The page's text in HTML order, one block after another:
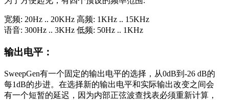
宽频: 20Hz .. 20KHz 高频: 1KHz .. 15KHz
语音: 300Hz .. 3KHz 低频: 50Hz .. 1KHz
输出电平：
SweepGen有一个固定的输出电平的选择，从0dB到-26 dB的
每1dB的步进。在选择新的输出电平和实际输出改变之间会
有一个短暂的延迟，因为内部正弦波查找表必须重新计算，